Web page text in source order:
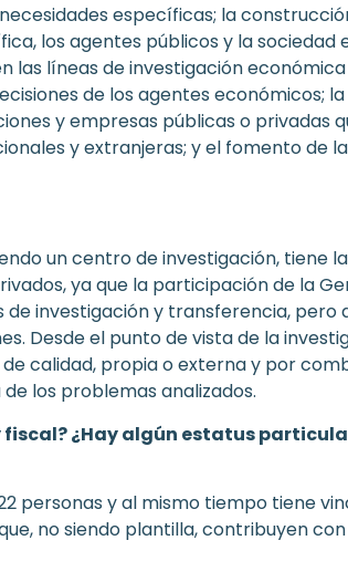
específicas; la c
los agentes públicos y la sociedad
líneas de investigación
de los agentes económicos; la
y empresas públicas o privadas
y extranjeras; y el fomento de
un centro de investigación, tiene
ya que la participación de la
de investigación y transferencia,
Desde el punto de vista de la
calidad, propia o externa y por
los problemas analizados.
¿Hay algún estatus
personas y al mismo tiempo tiene
no siendo plantilla, contribuyen